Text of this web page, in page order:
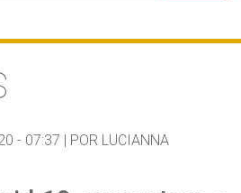
- 07:37 | POR LUCIANNA